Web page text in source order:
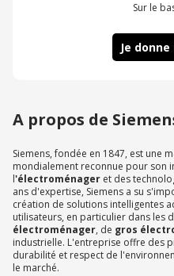
Sur le
Je
A propos de
Siemens, fondée en 1847, est une
mondialement reconnue pour son
l'électroménager et des
ans d'expertise, Siemens a su
création de solutions intelligentes
utilisateurs, en particulier dans les
électroménager, de gros
industrielle. L'entreprise offre des
durabilité et respect de
le marché.